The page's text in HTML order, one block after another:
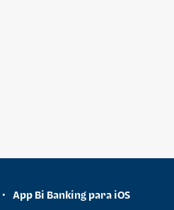
• App Bi Banking para iOS